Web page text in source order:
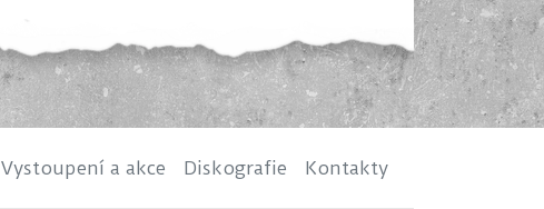
Vystoupení a akce Diskografie Kontakty